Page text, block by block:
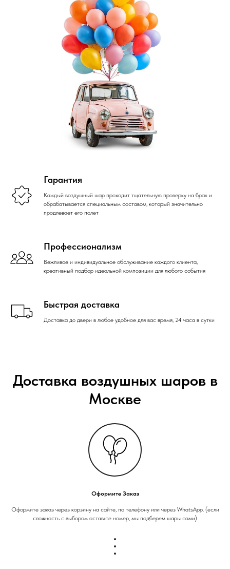
Гарантия
Каждый воздушный шар проходит тщательную проверку на брак и
обрабатывается специальным составом, который значительно
продлевает его полет
Профессионализм
Вежливое и индивидуальное обслуживание каждого клиента,
креативный подбор идеальной композиции для любого события
Быстрая доставка
Доставка до двери в любое удобное для вас время, 24 часа в сутки
Доставка воздушных шаров в
Москве
Оформите Заказ
Оформите заказ через корзину на сайте, по телефону или через WhatsApp. (если
сложность с выбором оставьте номер, мы подберем шары сами)